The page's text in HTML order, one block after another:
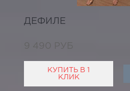
ДЕФИЛЕ
9 490 РУБ
КУПИТЬ В 1
КЛИК